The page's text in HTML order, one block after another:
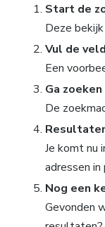
Start de
Deze
Vul de
Een
Ga
De
Je komt nu
adressen
Nog een
Gevonden